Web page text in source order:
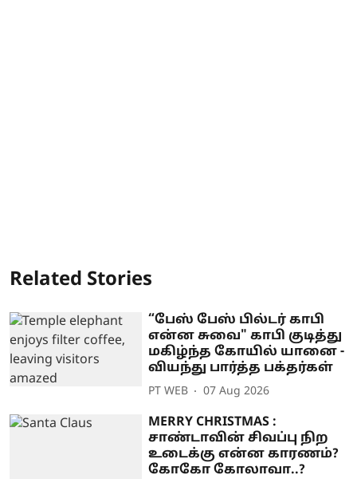
Related Stories
“பேஸ் பேஸ் பில்டர் காபி
என்ன சுவை" காபி குடித்து
மகிழ்ந்த கோயில் யானை -
வியந்து பார்த்த பக்தர்கள்
PT WEB 07 Aug 2026
MERRY CHRISTMAS :
சாண்டாவின் சிவப்பு நிற
உடைக்கு என்ன காரணம்?
கோகோ கோலாவா..?